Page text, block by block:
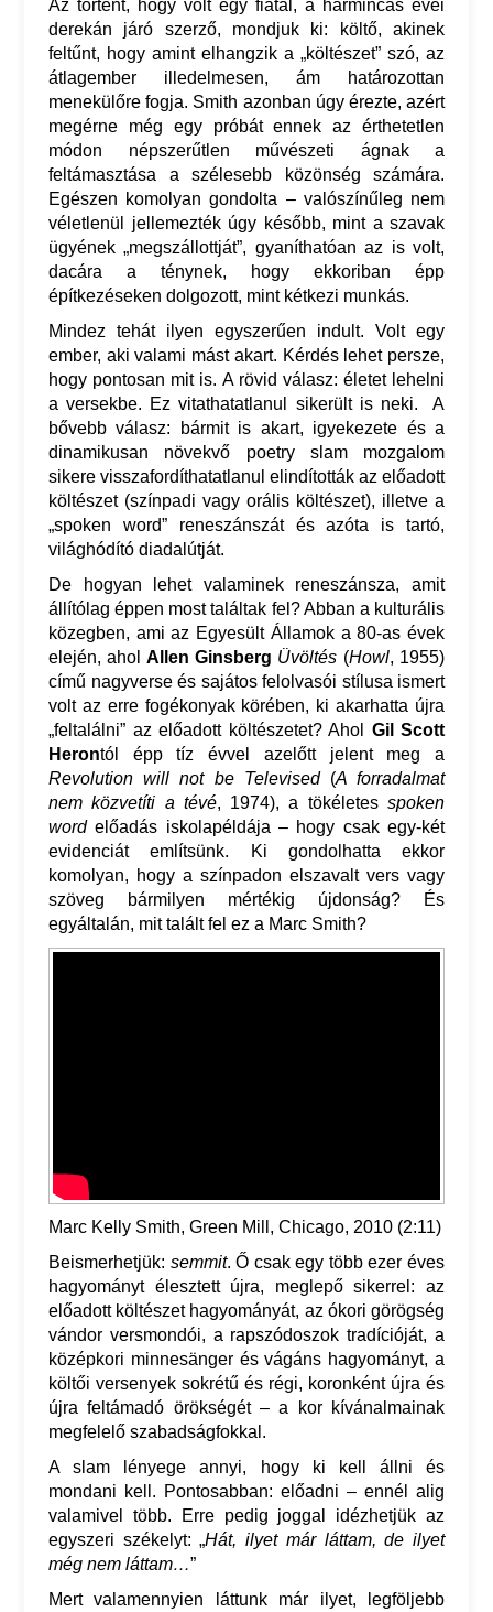
Az történt, hogy volt egy fiatal, a harmincas évei
derekán járó szerző, mondjuk ki: költő, akinek
feltűnt, hogy amint elhangzik a „költészet” szó, az
átlagember illedelmesen, ám határozottan
menekülőre fogja. Smith azonban úgy érezte, azért
megérne még egy próbát ennek az érthetetlen
módon népszerűtlen művészeti ágnak a
feltámasztása a szélesebb közönség számára.
Egészen komolyan gondolta – valószínűleg nem
véletlenül jellemezték úgy később, mint a szavak
ügyének „megszállottját”, gyaníthatóan az is volt,
dacára a ténynek, hogy ekkoriban épp
építkezéseken dolgozott, mint kétkezi munkás.
Mindez tehát ilyen egyszerűen indult. Volt egy
ember, aki valami mást akart. Kérdés lehet persze,
hogy pontosan mit is. A rövid válasz: életet lehelni
a versekbe. Ez vitathatatlanul sikerült is neki. A
bővebb válasz: bármit is akart, igyekezete és a
dinamikusan növekvő poetry slam mozgalom
sikere visszafordíthatatlanul elindították az előadott
költészet (színpadi vagy orális költészet), illetve a
„spoken word” reneszánszát és azóta is tartó,
világhódító diadalútját.
De hogyan lehet valaminek reneszánsza, amit
állítólag éppen most találtak fel? Abban a kulturális
közegben, ami az Egyesült Államok a 80-as évek
elején, ahol Allen Ginsberg Üvöltés (Howl, 1955)
című nagyverse és sajátos felolvasói stílusa ismert
volt az erre fogékonyak körében, ki akarhatta újra
„feltalálni” az előadott költészetet? Ahol Gil Scott
Herontól épp tíz évvel azelőtt jelent meg a
Revolution will not be Televised (A forradalmat
nem közvetíti a tévé, 1974), a tökéletesspoken
wordelőadás iskolapéldája – hogy csak egy-két
evidenciát említsünk. Ki gondolhatta ekkor
komolyan, hogy a színpadon elszavalt vers vagy
szöveg bármilyen mértékig újdonság? És
egyáltalán, mit talált fel ez a Marc Smith?
Marc Kelly Smith, Green Mill, Chicago, 2010 (2:11)
Beismerhetjük: semmit. Ő csak egy több ezer éves
hagyományt élesztett újra, meglepő sikerrel: az
előadott költészet hagyományát, az ókori görögség
vándor versmondói, a rapszódoszok tradícióját, a
középkori minnesänger és vágáns hagyományt, a
költői versenyek sokrétű és régi, koronként újra és
újra feltámadó örökségét – a kor kívánalmainak
megfelelő szabadságfokkal.
A slam lényege annyi, hogy ki kell állni és
mondani kell. Pontosabban: előadni – ennél alig
valamivel több. Erre pedig joggal idézhetjük az
egyszeri székelyt: „Hát, ilyet már láttam, de ilyet
még nem láttam…”
Mert valamennyien láttunk már ilyet, legföljebb